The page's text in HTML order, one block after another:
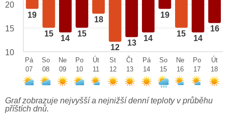
19
15
14
15
18
12
13
14
19
15
14
16
20
15
10
Pá
07
So
08
Ne
09
Po
10
Út
11
St
12
Čt
13
Pá
14
So
15
Ne
16
Po
17
Út
18
Graf zobrazuje nejvyšší a nejnižší denní teploty v průběhu
příštích dnů.